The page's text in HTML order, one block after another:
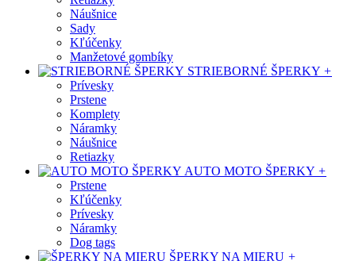
Náušnice
Sady
Kľúčenky
Manžetové gombíky
STRIEBORNÉ ŠPERKY +
Prívesky
Prstene
Komplety
Náramky
Náušnice
Retiazky
AUTO MOTO ŠPERKY +
Prstene
Kľúčenky
Prívesky
Náramky
Dog tags
ŠPERKY NA MIERU +